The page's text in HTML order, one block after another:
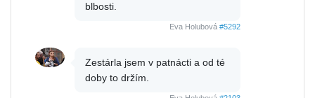
blbosti.
Eva Holubová #5292
Zestárla jsem v patnácti a od té
doby to držím.